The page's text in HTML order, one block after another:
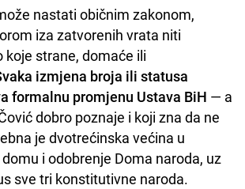
nastati običnim zakonom,
iza zatvorenih vrata niti
strane, domaće ili
izmjena broja ili statusa
formalnu promjenu Ustava BiH — a
dobro poznaje i koji zna da ne
je dvotrećinska većina u
i odobrenje Doma naroda, uz
sve tri konstitutivne naroda.